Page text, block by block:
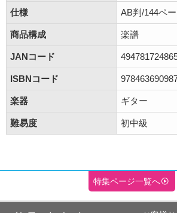
仕様 AB判/144ペ
商品構成 楽譜
JANコード
ISBNコード
楽器 ギター
難易度 初中級
特集ページ一覧へ